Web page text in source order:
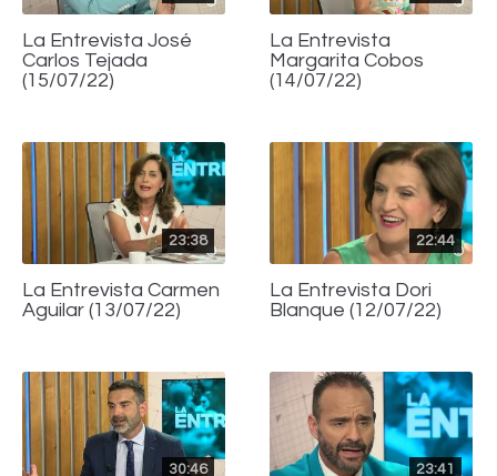
La Entrevista José
Carlos Tejada
(15/07/22)
La Entrevista
Margarita Cobos
(14/07/22)
23:38
La Entrevista Carmen
Aguilar (13/07/22)
22:44
La Entrevista Dori
Blanque (12/07/22)
30:46 23:41